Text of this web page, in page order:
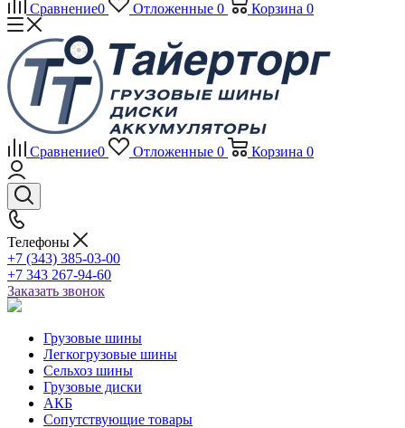
Сравнение0 Отложенные 0 Корзина 0
Сравнение0 Отложенные 0 Корзина 0
Телефоны
+7 (343) 385-03-00
+7 343 267-94-60
Заказать звонок
Грузовые шины
Легкогрузовые шины
Сельхоз шины
Грузовые диски
АКБ
Сопутствующие товары